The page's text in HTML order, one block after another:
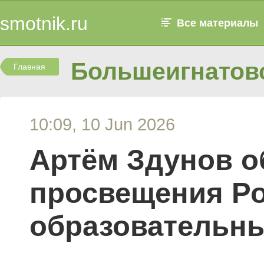
smotnik.ru Все материалы
Главная
10:09, 10 Jun 2026
Артём Здунов
просвещения